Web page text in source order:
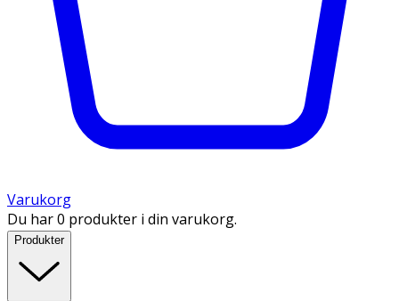
Varukorg
Du har 0 produkter i din varukorg.
Produkter